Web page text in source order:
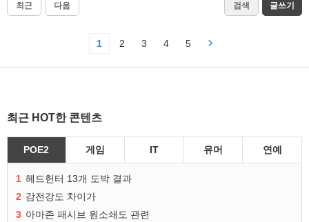
최근 다음 검색 글쓰기
1 2 3 4 5
최근 HOT한 콘텐츠
POE2 게임 IT 유머 연예
1 헤드헌터 13개 도박 결과
2 감전강도 차이가
3 아마존 패시브 원소쇄도 관련